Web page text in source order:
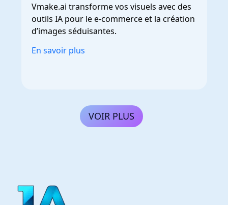
Vmake.ai transforme vos visuels avec des
outils IA pour le e-commerce et la création
d’images séduisantes.
En savoir plus
VOIR PLUS